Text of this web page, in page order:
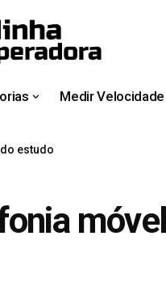
Medir Velocidade
estudo